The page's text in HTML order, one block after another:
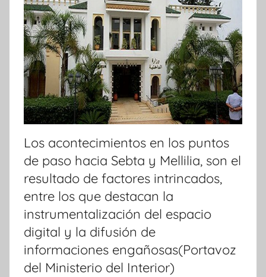
i
a
s
Los acontecimientos en los puntos
de paso hacia Sebta y Mellilia, son el
resultado de factores intrincados,
entre los que destacan la
instrumentalización del espacio
digital y la difusión de
informaciones engañosas(Portavoz
del Ministerio del Interior)